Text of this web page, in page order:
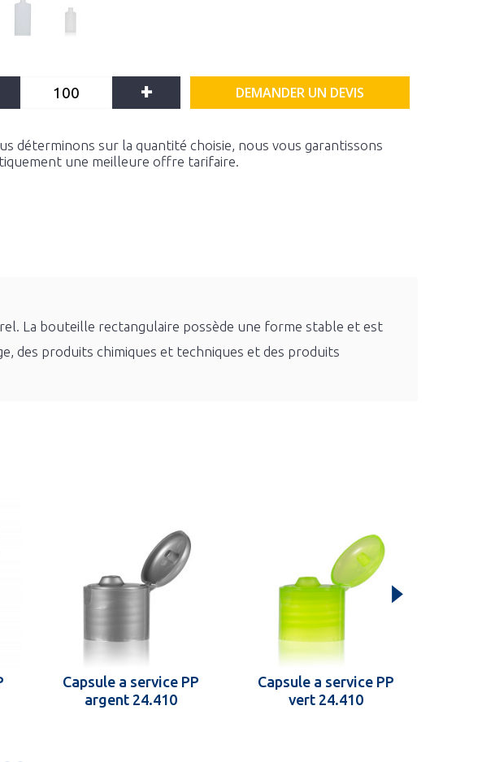
+ DEMANDER UN DEVIS
déterminons sur la quantité choisie, nous vous garantissons
une meilleure offre tarifaire.
La bouteille rectangulaire possède une forme stable et est
des produits chimiques et techniques et des produits
Capsule a service PP
argent 24.410
Capsule a service PP
vert 24.410